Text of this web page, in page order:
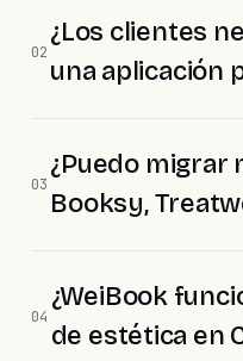
02
¿Los clientes
una aplicación
03
¿Puedo migrar
Booksy,
04
¿WeiBook
de estética en